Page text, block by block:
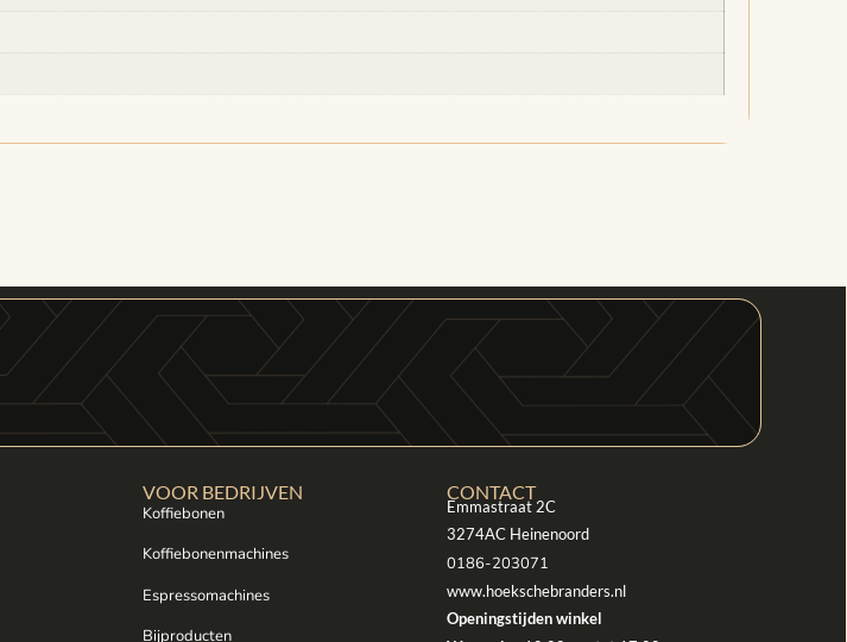
VOOR BEDRIJVEN
Koffiebonen
Koffiebonenmachines
Espressomachines
Bijproducten
CONTACT
Emmastraat 2C
3274AC Heinenoord
0186-203071
www.hoekschebranders.nl
Openingstijden winkel